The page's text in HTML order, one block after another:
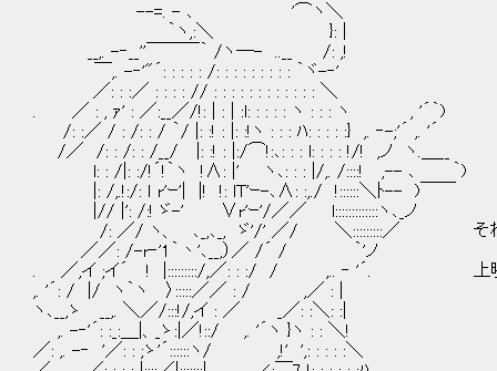
--=. - ､ '⌒ヽ＼
｀ヽ,:＼ }: |
__,. -‐__''￣￣￣｀ /ヽ―- ..__ /: ,!
￣,. -‐'"´: : : : : /: : : : : : : : : ｀ヾ-‐'
／: : :／ : : : : // : : : : : : : : : : : : ＼
. ／ : , ｧ' : ／:__／/!: | : | :l: : : : : ヽ : : : ヽ , '´｀)
/: :／ / : /: : / ｀/ |: :! : |: :!ヽ : : : ﾊ: : : : :} ,. ‐-;'´ ,. '´
/／ /: : /: : /__/ |: :! : |:/⌒!:､: : : l: : : : !/! ,ノ ヽ.＿__
l: : /|: :/!´!｀ヽ !∧: |' ヽ､: : : |/,. /::::! ,-- ､ ｀)
|: /,.!:/: ｌ r'ｰ'| |! !: lT'ｰ-､∧: :,./ !::::::＼ﾄ-- )￣￣
|// |': /:! ゞ-' ∨r'ｰ'/／／ l:::::::::::::ヽ､_ノ
/: ／/ ヽ、 ､_,､_, ゞ'/' ／/ ＼:::::::::／ それでは
／／: /-r‐'1｀丶'､__,）／ /´ / ｀'ノ
. ／,イ ;イ´ ! |:::::::::/,／: : :/ / ,.. ‐ '´. 上映し
,. '´: / |/ ヽ｀ヽ 〉:::::／／ : / ,／ : |
ヽ､__,ゝ __,. ＼／/:::!/,イ : ／ _／: :＼: :|
,. -‐'´: :_:＿|、_ゝ:|／!::/ ,. '´ヽ }ヽ : : ＼!
／: ,. -‐ '／: : ;ゝ'´::::::ヽ/ ,!' ',: : : : :＼